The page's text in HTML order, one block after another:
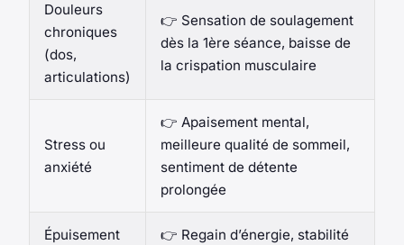
Douleurs
chroniques
(dos,
articulations)
👉 Sensation de soulagement
dès la 1ère séance, baisse de
la crispation musculaire
Stress ou
anxiété
👉 Apaisement mental,
meilleure qualité de sommeil,
sentiment de détente
prolongée
Épuisement
👉 Regain d’énergie, stabilité